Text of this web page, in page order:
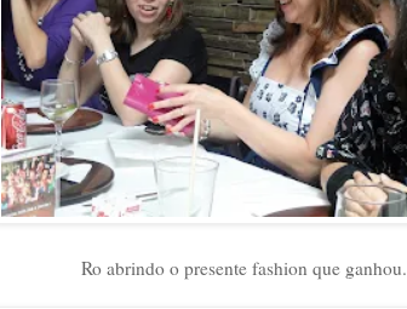
Ro abrindo o presente fashion que ganhou.